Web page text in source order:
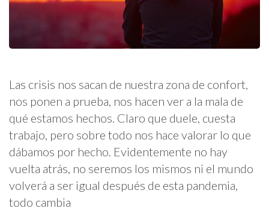
Las crisis nos sacan de nuestra zona de confort,
nos ponen a prueba, nos hacen ver a la mala de
qué estamos hechos. Claro que duele, cuesta
trabajo, pero sobre todo nos hace valorar lo que
dábamos por hecho. Evidentemente no hay
vuelta atrás, no seremos los mismos ni el mundo
volverá a ser igual después de esta pandemia,
todo cambia